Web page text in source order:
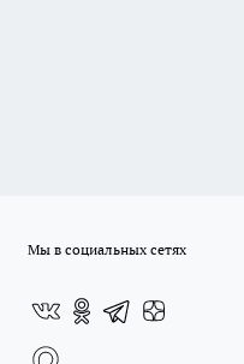
Мы в социальных сетях